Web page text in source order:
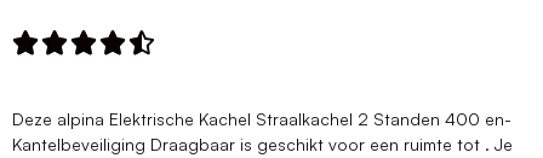

Deze alpina Elektrische Kachel Straalkachel 2 Standen 400 en-
Kantelbeveiliging Draagbaar is geschikt voor een ruimte tot . Je